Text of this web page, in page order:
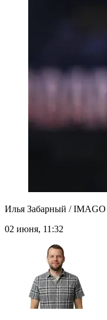
Илья Забарный / IMAGO
02 июня, 11:32